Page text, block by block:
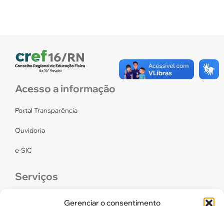
Gerenciar o consentimento
Acesso a informação
Portal Transparência
Ouvidoria
e-SIC
Serviços